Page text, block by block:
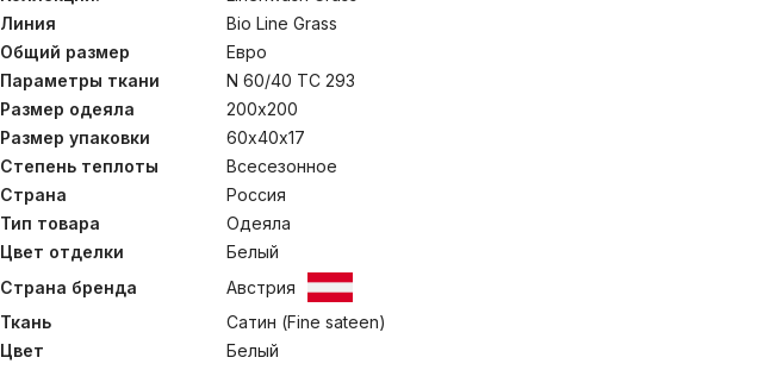
многократные стирки в стиральных машинах. Одеяла
изготовлены вручную для сохранения пышности наполнителя.
Стирка при температуре до 30С°
Линия
Bio Line Grass
Общий размер
Евро
Параметры ткани
N 60/40 TC 293
Размер одеяла
200х200
Размер упаковки
60х40х17
Степень теплоты
Всесезонное
Страна
Россия
Тип товара
Одеяла
Цвет отделки
Белый
Страна бренда
Австрия
Ткань
Сатин (Fine sateen)
Цвет
Белый